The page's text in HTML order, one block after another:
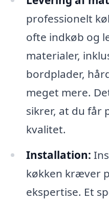
professionelt
ofte indkøb og
materialer,
bordplader,
meget mere.
sikrer, at du får
kvalitet.
Installation:
køkken kræver
ekspertise. Et